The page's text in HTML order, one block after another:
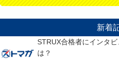
新着
STRUX合格者にインタ
は？